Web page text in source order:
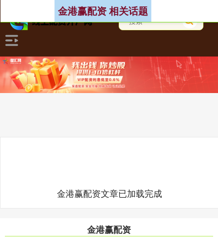
金港赢配资 相关话题
金港赢配资文章已加载完成
金港赢配资